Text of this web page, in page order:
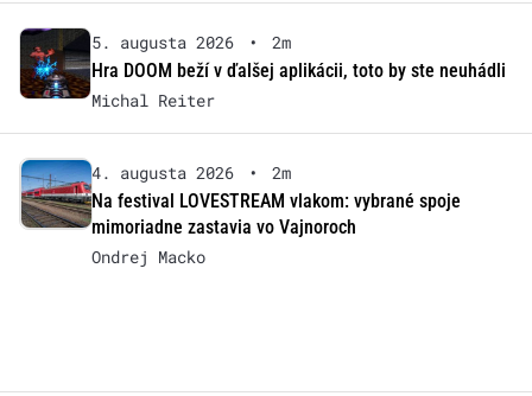
5. augusta 2026 •
2m
Hra DOOM beží v ďalšej aplikácii, toto by ste neuhádli
Michal Reiter
4. augusta 2026 •
2m
Na festival LOVESTREAM vlakom: vybrané spoje
mimoriadne zastavia vo Vajnoroch
Ondrej Macko